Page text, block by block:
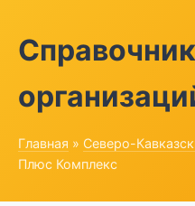
Главная » Северо-
Плюс Комплекс